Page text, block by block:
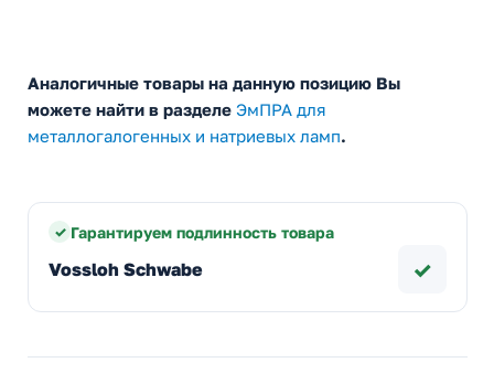
Аналогичные товары на данную позицию Вы
можете найти в разделе ЭмПРА для
металлогалогенных и натриевых ламп.
Гарантируем подлинность товара
Vossloh Schwabe ✓